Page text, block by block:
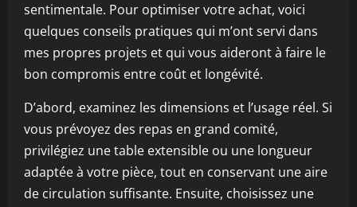
sentimentale. Pour optimiser votre achat, voici
quelques conseils pratiques qui m’ont servi dans
mes propres projets et qui vous aideront à faire le
bon compromis entre coût et longévité.
D’abord, examinez les dimensions et l’usage réel. Si
vous prévoyez des repas en grand comité,
privilégiez une table extensible ou une longueur
adaptée à votre pièce, tout en conservant une aire
de circulation suffisante. Ensuite, choisissez une